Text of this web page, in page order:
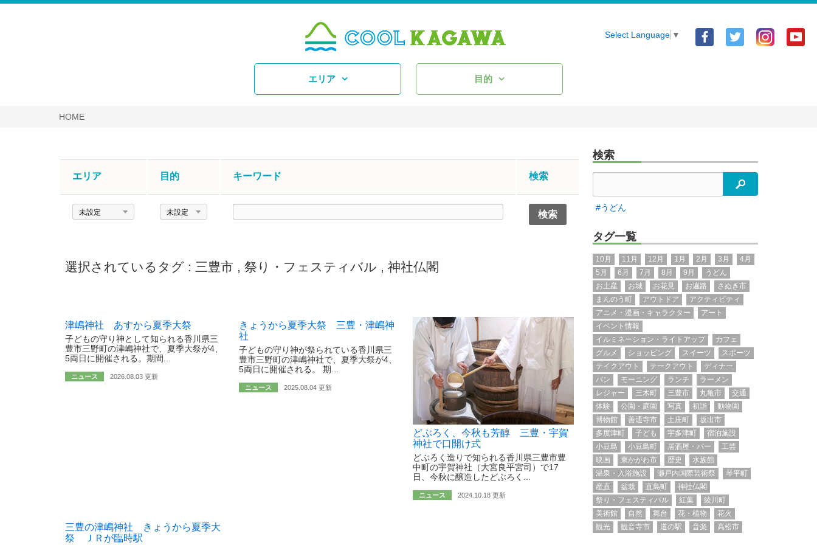
Facebook
Twitter
Select Language ▼
エリア 目的
HOME
エリア 目的 キーワード 検索
エ
目
ド
選択されているタグ : 三豊市 , 祭り・フェスティバル , 神社仏閣
津嶋神社 あすから夏季大祭
子どもの守り神として知られる香川県三
豊市三野町の津嶋神社で、夏季大祭が4、
5両日に開催される。期間...
ニュース 2026.08.03 更新
きょうから夏季大祭 三豊・津嶋神
社
子どもの守り神が祭られている香川県三
豊市三野町の津嶋神社で、夏季大祭が4、
5両日に開催される。 期...
ニュース 2025.08.04 更新
どぶろく、今秋も芳醇 三豊・宇賀
神社で口開け式
どぶろく造りで知られる香川県三豊市豊
中町の宇賀神社（大宮良平宮司）で17
日、今秋に醸造したどぶろく...
ニュース 2024.10.18 更新
三豊の津嶋神社 きょうから夏季大
祭 ＪＲが臨時駅
検索
検索
#うどん
タグ一覧
10月 11月 12月 1月 2月 3月
4月
5月
6月 7月 8月 9月
うどん
お土産
お城 お花見 お遍路
さぬき市
まんのう町
アウトドア
アクティビティ
アニメ・漫画・キャラクター
アート
イベント情報
イルミネーション・ライトアップ
カフェ
グルメ
ショッピング スイーツ
スポーツ
テイクアウト
テークアウト
ディナー
パン
モーニング ランチ
ラーメン
レジャー
三木町 三豊市 丸亀市
交通
体験
公園・庭園 写真 初詣
動物園
博物館
善通寺市 土庄町
坂出市
多度津町
子ども 宇多津町
宿泊施設
小豆島
小豆島町 居酒屋・バー
工芸
映画
東かがわ市 歴史
水族館
温泉・入浴施設
瀬戸内国際芸術祭
琴平町
産直
盆栽 直島町
神社仏閣
祭り・フェスティバル
紅葉
綾川町
美術館
自然 舞台 花・植物
花火
観光
観音寺市 道の駅 音楽 高松市